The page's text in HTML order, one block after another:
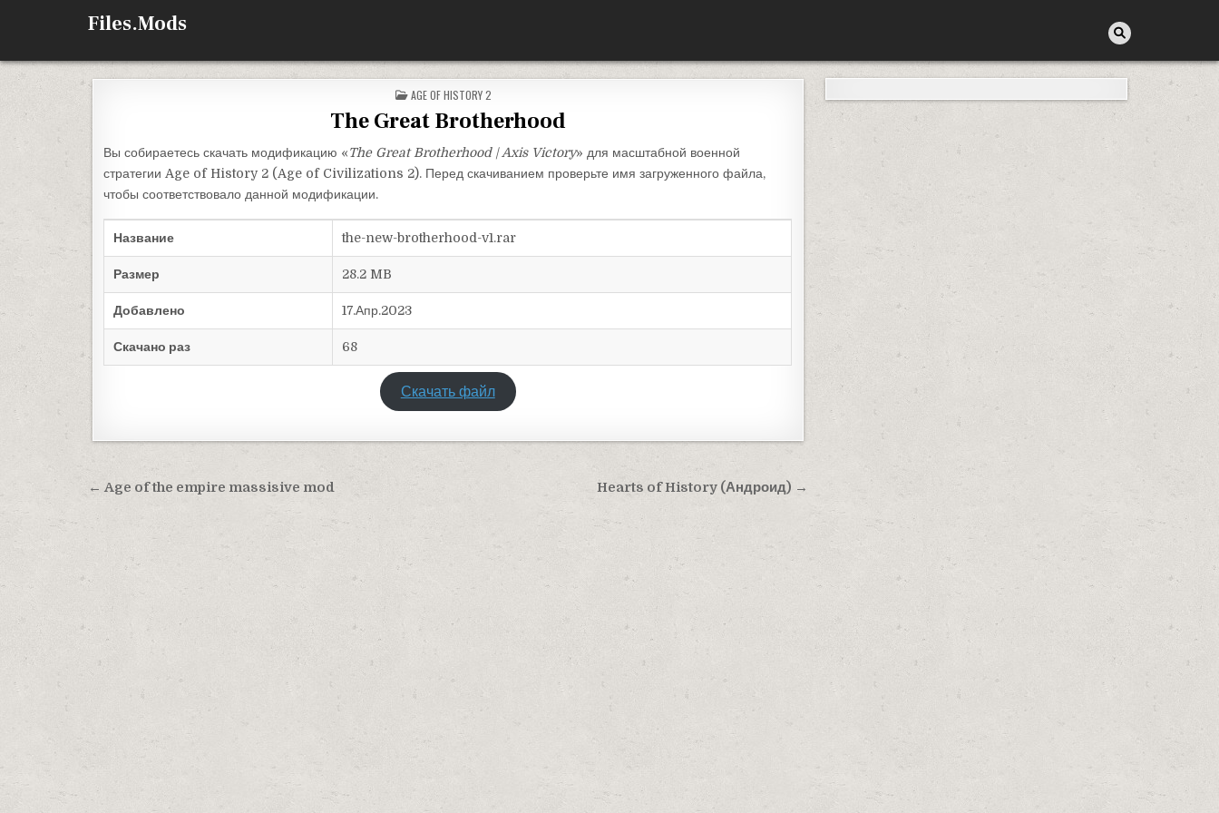
Files.Mods
ОПУБЛИКОВАНО В
AGE OF HISTORY 2
The Great Brotherhood
Вы собираетесь скачать модификацию «The Great Brotherhood | Axis Victory» для масштабной военной
стратегии Age of History 2 (Age of Civilizations 2). Перед скачиванием проверьте имя загруженного файла,
чтобы соответствовало данной модификации.
Название the-new-brotherhood-v1.rar
Размер 28.2 MB
Добавлено 17.Апр.2023
Скачано раз 68
Скачать файл
Навигация по записям Hearts of History (Андроид) →
← Age of the empire massisive mod